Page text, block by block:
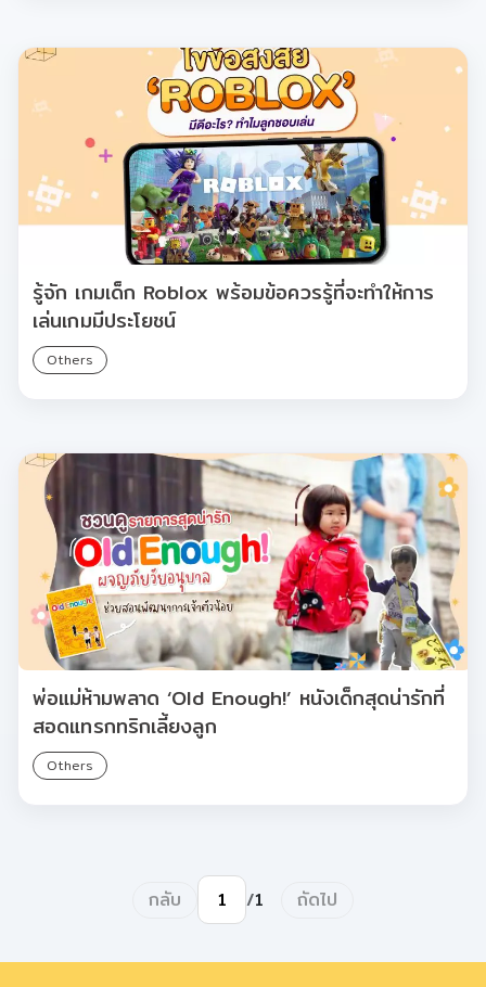
รู้จัก เกมเด็ก Roblox พร้อมข้อควรรู้ที่จะทำให้การ
เล่นเกมมีประโยชน์
Others
พ่อแม่ห้ามพลาด ‘Old Enough!’ หนังเด็กสุดน่ารักที่
สอดแทรกทริกเลี้ยงลูก
Others
กลับ ไปยังหน้า
/1 ถัดไป